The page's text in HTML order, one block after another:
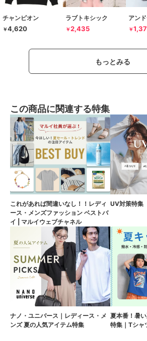
チャンピオン
￥4,620
ラブトキシック
￥2,435 ￥
もっとみる
この商品に関連する特集
これがあれば間違いなし！！レディ
ース・メンズファッション ベストバ
イ | マルイウェブチャネル
UV対策特集
ナノ・ユニバース｜レディース・メ
ンズ 夏の人気アイテム特集
夏本番！暑
特集｜Tシャ